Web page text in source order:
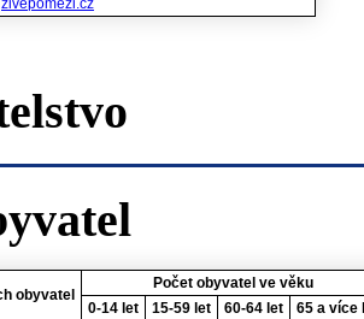
obyvatel
Počet obyvatel ve věku
0-14 let
15-59 let 60-64 let
65 a více